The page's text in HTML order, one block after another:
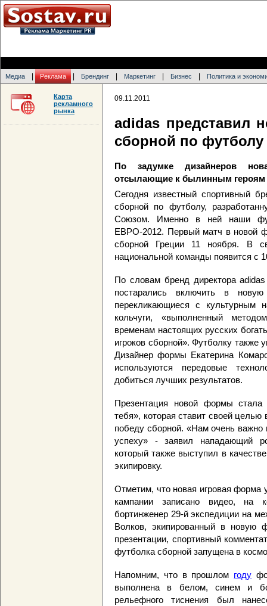
Медиа Реклама Брендинг Маркетинг Бизнес Политика и
09.11.2011
adidas представил
сборной по футболу
По задумке дизайнеров
отсылающие к былинным героям
Сегодня известный спортивный
сборной по футболу,
Союзом. Именно в ней наши
ЕВРО-2012. Первый матч в новой
сборной Греции 11 ноября. В
национальной команды появится с
По словам бренд директора
постарались включить в
перекликающиеся с культурным
кольчуги, «выполненный
временам настоящих русских
игроков сборной». Футболку также
Дизайнер формы Екатерина
используются передовые
добиться лучших результатов.
Презентация новой формы
тебя», которая ставит своей
победу сборной. «Нам очень важно
успеху» - заявил нападающий
который также выступил в
экипировку.
Отметим, что новая игровая форма
кампании записано видео, на
бортинженер 29-й экспедиции на
Волков, экипированный в новую
презентации, спортивный
футболка сборной запущена в
Напомним, что в прошлом году
выполнена в белом, синем и
рельефного тиснения был
Карта
рекламного
рынка